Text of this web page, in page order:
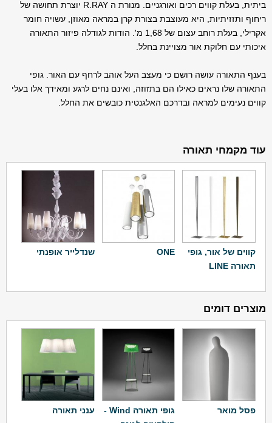
ביתית, בעלת קווים רכים ואורגניים. מנורת ה R.RAY יוצרת תחושה של
ריחוף ותזזיתיות, היא מעוצבת בצורת קרן במראה מאוזן, עשויה חומר
אקרילי, בעלת רוחב עצום של 1,68 מ'. הודות לגודלה פיזור התאורה
איכותי עם חלוקת אור מצויינת בחלל.
בענף התאורה עושה רושם כי מעצב העל אוהב לרחף עם האור. גופי
התאורה שלו נראים כאילו הם בתזוזה, ואינם נחים לרגע ומאידך אלו בעלי
קווים נעימים למראה ובדרכם האלגנטית כובשים את החלל.
עוד מקמחי תאורה
קווים של אור, גופי
תאורה LINE
ONE שנדלייר אופנתי
מוצרים דומים
פסל מואר
גופי תאורה Wind -
ענני תאורה